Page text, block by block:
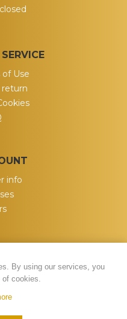
closed
Use
return
info
By using our services, you
of cookies.